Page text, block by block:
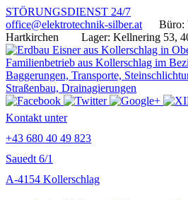
STÖRUNGSDIENST 24/7
office@elektrotechnik-silber.at
Büro:
Hartkirchen Lager: Kellnering 53,
Kontakt unter
+43 680 40 49 823
Sauedt 6/1
A-4154 Kollerschlag